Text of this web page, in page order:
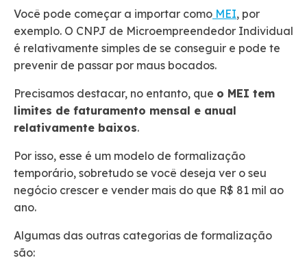
Você pode começar a importar como MEI, por
exemplo. O CNPJ de Microempreendedor Individual
é relativamente simples de se conseguir e pode te
prevenir de passar por maus bocados.
Precisamos destacar, no entanto, que o MEI tem
limites de faturamento mensal e anual
relativamente baixos.
Por isso, esse é um modelo de formalização
temporário, sobretudo se você deseja ver o seu
negócio crescer e vender mais do que R$ 81 mil ao
ano.
Algumas das outras categorias de formalização
são: